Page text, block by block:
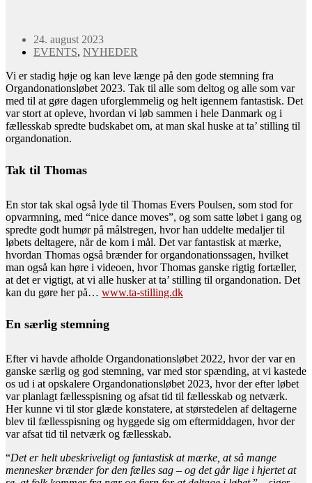
24. august 2023
EVENTS, NYHEDER
Vi er stadig høje og kan leve længe på den gode stemning fra
Organdonationsløbet 2023. Tak til alle som deltog og alle som var
med til at gøre dagen uforglemmelig og helt igennem fantastisk. Det
var stort at opleve, hvordan vi løb sammen i hele Danmark og i
fællesskab spredte budskabet om, at man skal huske at ta’ stilling til
organdonation.
Tak til Thomas
En stor tak skal også lyde til Thomas Evers Poulsen, som stod for
opvarmning, med “nice dance moves”, og som satte løbet i gang og
spredte godt humør på målstregen, hvor han uddelte medaljer til
løbets deltagere, når de kom i mål. Det var fantastisk at mærke,
hvordan Thomas også brænder for organdonationssagen, hvilket
man også kan høre i videoen, hvor Thomas ganske rigtig fortæller,
at det er vigtigt, at vi alle husker at ta’ stilling til organdonation. Det
kan du gøre her på… www.ta-stilling.dk
En særlig stemning
Efter vi havde afholde Organdonationsløbet 2022, hvor der var en
ganske særlig og god stemning, var med stor spænding, at vi kastede
os ud i at opskalere Organdonationsløbet 2023, hvor der efter løbet
var planlagt fællesspisning og afsat tid til fællesskab og netværk.
Her kunne vi til stor glæde konstatere, at størstedelen af deltagerne
blev til fællesspisning og hyggede sig om eftermiddagen, hvor der
var afsat tid til netværk og fællesskab.
“Det er helt ubeskriveligt og fantastisk at mærke, at så mange
mennesker brænder for den fælles sag – og det går lige i hjertet at